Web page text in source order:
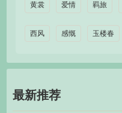
黄裳 爱情 羁旅
西风 感慨 玉楼春
最新推荐